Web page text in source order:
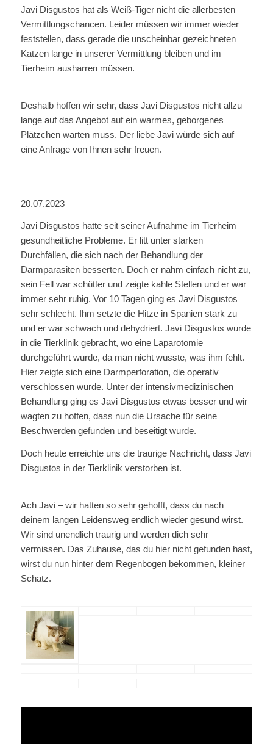
Javi Disgustos hat als Weiß-Tiger nicht die allerbesten
Vermittlungschancen. Leider müssen wir immer wieder
feststellen, dass gerade die unscheinbar gezeichneten
Katzen lange in unserer Vermittlung bleiben und im
Tierheim ausharren müssen.
Deshalb hoffen wir sehr, dass Javi Disgustos nicht allzu
lange auf das Angebot auf ein warmes, geborgenes
Plätzchen warten muss. Der liebe Javi würde sich auf
eine Anfrage von Ihnen sehr freuen.
20.07.2023
Javi Disgustos hatte seit seiner Aufnahme im Tierheim
gesundheitliche Probleme. Er litt unter starken
Durchfällen, die sich nach der Behandlung der
Darmparasiten besserten. Doch er nahm einfach nicht zu,
sein Fell war schütter und zeigte kahle Stellen und er war
immer sehr ruhig. Vor 10 Tagen ging es Javi Disgustos
sehr schlecht. Ihm setzte die Hitze in Spanien stark zu
und er war schwach und dehydriert. Javi Disgustos wurde
in die Tierklinik gebracht, wo eine Laparotomie
durchgeführt wurde, da man nicht wusste, was ihm fehlt.
Hier zeigte sich eine Darmperforation, die operativ
verschlossen wurde. Unter der intensivmedizinischen
Behandlung ging es Javi Disgustos etwas besser und wir
wagten zu hoffen, dass nun die Ursache für seine
Beschwerden gefunden und beseitigt wurde.
Doch heute erreichte uns die traurige Nachricht, dass Javi
Disgustos in der Tierklinik verstorben ist.
Ach Javi – wir hatten so sehr gehofft, dass du nach
deinem langen Leidensweg endlich wieder gesund wirst.
Wir sind unendlich traurig und werden dich sehr
vermissen. Das Zuhause, das du hier nicht gefunden hast,
wirst du nun hinter dem Regenbogen bekommen, kleiner
Schatz.